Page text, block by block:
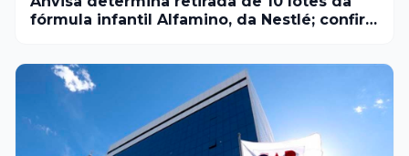
fórmula infantil Alfamino, da Nestlé; confira